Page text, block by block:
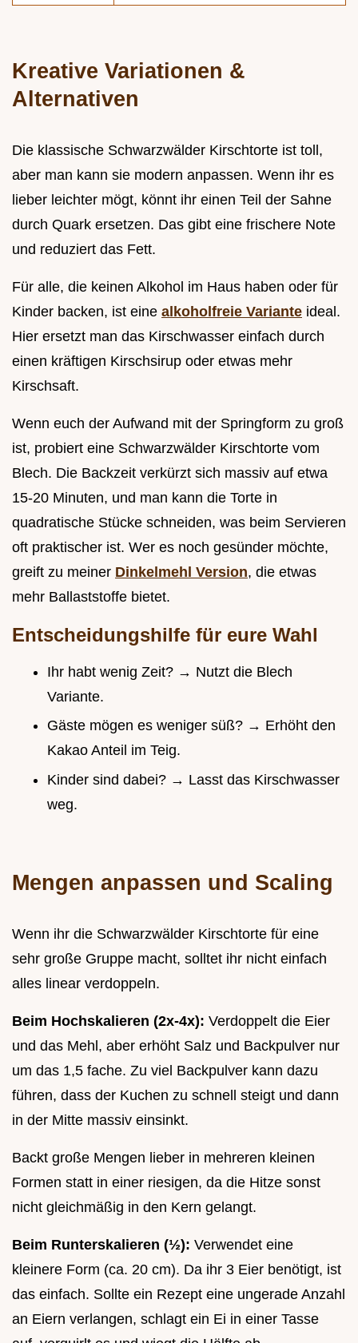
Kreative Variationen &
Alternativen
Die klassische Schwarzwälder Kirschtorte ist toll,
aber man kann sie modern anpassen. Wenn ihr es
lieber leichter mögt, könnt ihr einen Teil der Sahne
durch Quark ersetzen. Das gibt eine frischere Note
und reduziert das Fett.
Für alle, die keinen Alkohol im Haus haben oder für
Kinder backen, ist eine alkoholfreie Variante ideal.
Hier ersetzt man das Kirschwasser einfach durch
einen kräftigen Kirschsirup oder etwas mehr
Kirschsaft.
Wenn euch der Aufwand mit der Springform zu groß
ist, probiert eine Schwarzwälder Kirschtorte vom
Blech. Die Backzeit verkürzt sich massiv auf etwa
15-20 Minuten, und man kann die Torte in
quadratische Stücke schneiden, was beim Servieren
oft praktischer ist. Wer es noch gesünder möchte,
greift zu meiner Dinkelmehl Version, die etwas
mehr Ballaststoffe bietet.
Entscheidungshilfe für eure Wahl
Ihr habt wenig Zeit? → Nutzt die Blech
Variante.
Gäste mögen es weniger süß? → Erhöht den
Kakao Anteil im Teig.
Kinder sind dabei? → Lasst das Kirschwasser
weg.
Mengen anpassen und Scaling
Wenn ihr die Schwarzwälder Kirschtorte für eine
sehr große Gruppe macht, solltet ihr nicht einfach
alles linear verdoppeln.
Beim Hochskalieren (2x-4x): Verdoppelt die Eier
und das Mehl, aber erhöht Salz und Backpulver nur
um das 1,5 fache. Zu viel Backpulver kann dazu
führen, dass der Kuchen zu schnell steigt und dann
in der Mitte massiv einsinkt.
Backt große Mengen lieber in mehreren kleinen
Formen statt in einer riesigen, da die Hitze sonst
nicht gleichmäßig in den Kern gelangt.
Beim Runterskalieren (½): Verwendet eine
kleinere Form (ca. 20 cm). Da ihr 3 Eier benötigt, ist
das einfach. Sollte ein Rezept eine ungerade Anzahl
an Eiern verlangen, schlagt ein Ei in einer Tasse